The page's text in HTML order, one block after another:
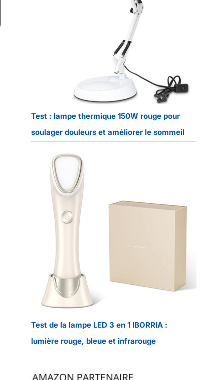
Test : lampe thermique 150W rouge pour
soulager douleurs et améliorer le sommeil
Test de la lampe LED 3 en 1 IBORRIA :
lumière rouge, bleue et infrarouge